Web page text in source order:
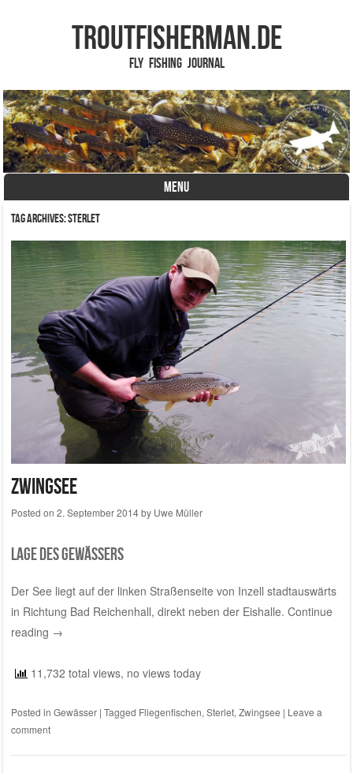
TROUTFISHERMAN.de
Fly Fishing Journal
MENU
Skip to content
Tag Archives:Sterlet
Zwingsee
Posted on 2. September 2014by Uwe Müller
Lage des Gewässers
Der See liegt auf der linken Straßenseite von Inzell stadtauswärts
in Richtung Bad Reichenhall, direkt neben der Eishalle. Continue
reading →
11,732 total views, no views today
Posted in Gewässer | Tagged Fliegenfischen, Sterlet, Zwingsee | Leave a
comment